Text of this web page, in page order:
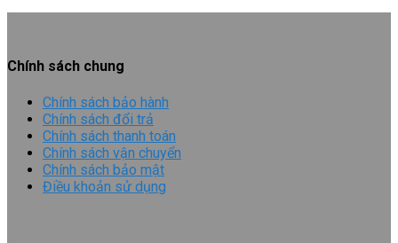
Chính sách chung
Chính sách bảo hành
Chính sách đổi trả
Chính sách thanh toán
Chính sách vận chuyển
Chính sách bảo mật
Điều khoản sử dụng